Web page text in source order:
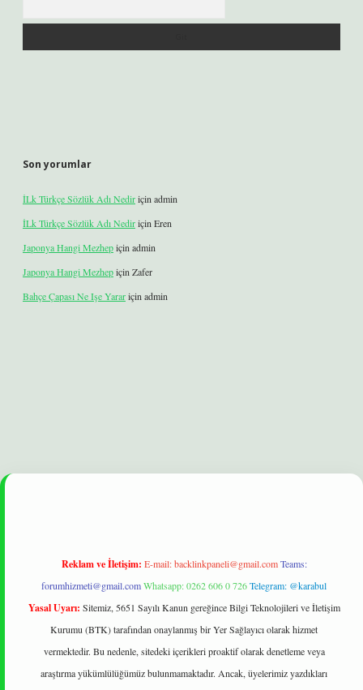
Son yorumlar
İLk Türkçe Sözlük Adı Nediriçin admin
İLk Türkçe Sözlük Adı Nediriçin Eren
Japonya Hangi Mezhepiçin admin
Japonya Hangi Mezhepiçin Zafer
Bahçe Çapası Ne Işe Yarariçin admin
betexper yeni girişilbet
Reklam ve İletişim: E-mail:backlinkpaneli@gmail.com Teams:
forumhizmeti@gmail.comWhatsapp: 0262 606 0 726Telegram: @karabul
Yasal Uyarı: Sitemiz, 5651 Sayılı Kanun gereğince Bilgi Teknolojileri ve İletişim
Kurumu (BTK) tarafından onaylanmış bir Yer Sağlayıcı olarak hizmet
vermektedir. Bu nedenle, sitedeki içerikleri proaktif olarak denetleme veya
araştırma yükümlülüğümüz bulunmamaktadır. Ancak, üyelerimiz yazdıkları